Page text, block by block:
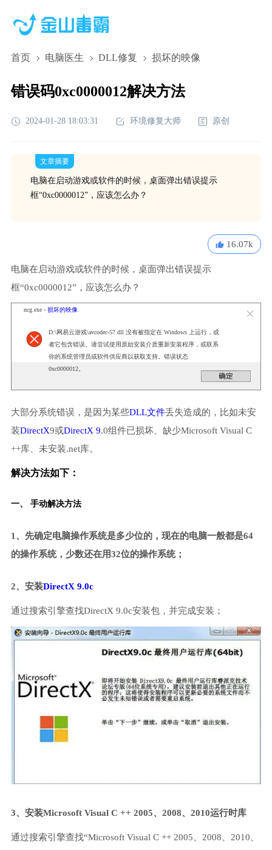
首页 电脑医生 DLL修复 损坏的映像
错误码0xc0000012解决方法
2024-01-28 18:03:31 环境修复大师 原创
文章摘要
电脑在启动游戏或软件的时候，桌面弹出错误提示
框“0xc0000012”，应该怎么办？
16.07k
电脑在启动游戏或软件的时候，桌面弹出错误提示
框“0xc0000012”，应该怎么办？
ncg.exe - 损坏的映像
D:\网易云游戏\avcodec-57.dll 没有被指定在 Windows 上运行，或
者它包含错误。请尝试使用原始安装介质重新安装程序，或联系
你的系统管理员或软件供应商以获取支持。错误状态
0xc0000012。
大部分系统错误，是因为某些DLL文件丢失造成的，比如未安
装DirectX9或DirectX 9.0组件已损坏、缺少Microsoft Visual C
++库、未安装.net库。
解决方法如下：
一、 手动解决方法
1、先确定电脑操作系统是多少位的，现在的电脑一般都是64
的操作系统，少数还在用32位的操作系统；
2、安装DirectX 9.0c
通过搜索引擎查找DirectX 9.0c安装包，并完成安装；
3、安装Microsoft Visual C ++ 2005、2008、2010运行时库
通过搜索引擎查找“Microsoft Visual C ++ 2005、2008、2010、